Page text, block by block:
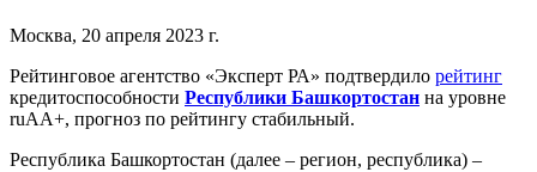
Москва, 20 апреля 2023 г.
Рейтинговое агентство «Эксперт РА» подтвердило рейтинг
кредитоспособности Республики Башкортостан на уровне
ruАА+, прогноз по рейтингу стабильный.
Республика Башкортостан (далее – регион, республика) –